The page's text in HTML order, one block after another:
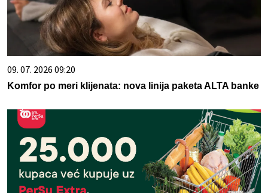
09. 07. 2026 09:20
Komfor po meri klijenata: nova linija paketa ALTA banke